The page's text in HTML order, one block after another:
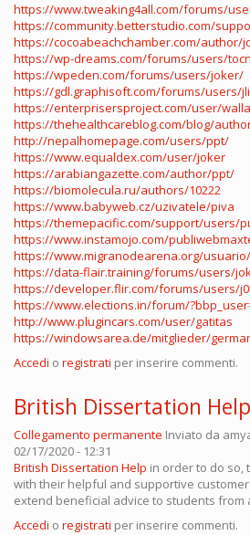
https://www.tweaking4all.com/forums/
https://community.betterstudio.com/
https://cocoabeachchamber.com/author/
https://wp-dreams.com/forums/users/
https://wpeden.com/forums/users/joker/
https://gdl.graphisoft.com/forums/users/
https://enterprisersproject.com/user/walla
https://thehealthcareblog.com/blog/
http://nepalhomepage.com/users/ppt/
https://www.equaldex.com/user/joker
https://arabiangazette.com/author/ppt/
https://biomolecula.ru/authors/10222
https://www.babyweb.cz/uzivatele/piva
https://themepacific.com/support/users/
https://www.instamojo.com/
https://www.migranodearena.org/usuario/
https://data-flair.training/forums/users/
https://developer.flir.com/forums/users/
https://www.elections.in/forum/
http://www.plugincars.com/user/gatitas
https://windowsarea.de/mitglieder/
Accedi o registrati per inserire commenti.
British Dissertation
Collegamento permanente Inviato da
02/17/2020 - 12:31
British Dissertation Help in order to do so,
with their helpful and supportive
extend beneficial advice to students from
Accedi o registrati per inserire commenti.